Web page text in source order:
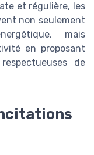
et régulière, les
non seulement
mais
en proposant
de